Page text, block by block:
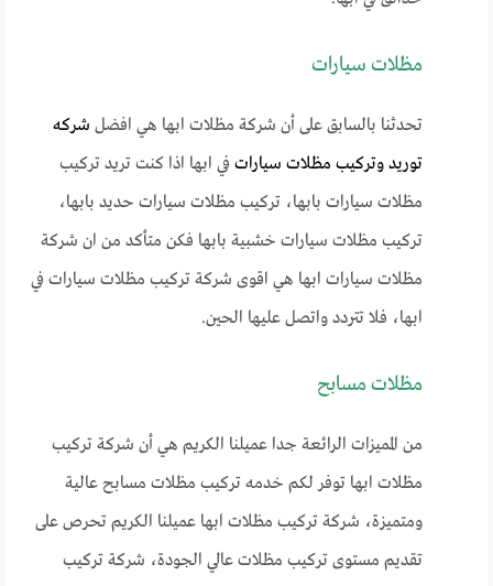
مظلات سيارات
تحدثنا بالسابق على أن شركة مظلات ابها هي افضل شركه
توريد وتركيب مظلات سيارات في ابها اذا كنت تريد تركيب
مظلات سيارات بابها، تركيب مظلات سيارات حديد بابها،
تركيب مظلات سيارات خشبية بابها فكن متأكد من ان شركة
مظلات سيارات ابها هي اقوى شركة تركيب مظلات سيارات في
ابها، فلا تتردد واتصل عليها الحين.
مظلات مسابح
من المميزات الرائعة جدا عميلنا الكريم هي أن شركة تركيب
مظلات ابها توفر لكم خدمه تركيب مظلات مسابح عالية
ومتميزة، شركة تركيب مظلات ابها عميلنا الكريم تحرص على
تقديم مستوى تركيب مظلات عالي الجودة، شركة تركيب